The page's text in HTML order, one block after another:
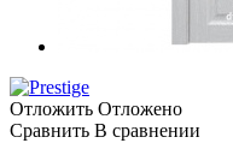
Отложить Отложено
Сравнить В сравнении